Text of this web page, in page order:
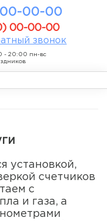
00-00
00-00-00
звонок
- 20:00 пн-вс
установкой,
счетчиков
с
и газа, а